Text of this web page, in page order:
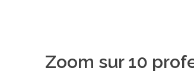
Zoom sur 10